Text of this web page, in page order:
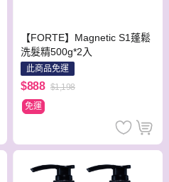
【FORTE】Magnetic S1蓬鬆
洗髮精500g*2入
此商品免運
$888 $1,198
免運